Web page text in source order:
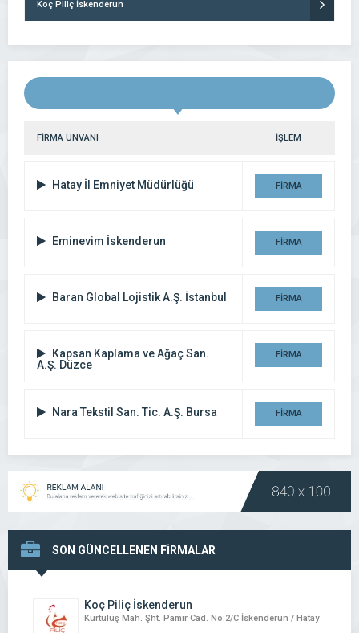
Koç Piliç İskenderun
FİRMA ÜNVANI İŞLEM
Hatay İl Emniyet Müdürlüğü FİRMA
Eminevim İskenderun FİRMA
Baran Global Lojistik A.Ş. İstanbul FİRMA
Kapsan Kaplama ve Ağaç San.
A.Ş. Düzce
FİRMA
Nara Tekstil San. Tic. A.Ş. Bursa FİRMA
SON GÜNCELLENEN FİRMALAR
Koç Piliç İskenderun
Kurtuluş Mah. Şht. Pamir Cad. No:2/C İskenderun / Hatay